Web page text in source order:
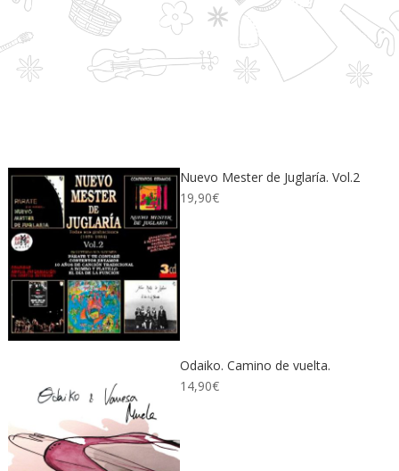
Nuevo Mester de Juglaría. Vol.2
19,90€
Odaiko. Camino de vuelta.
14,90€